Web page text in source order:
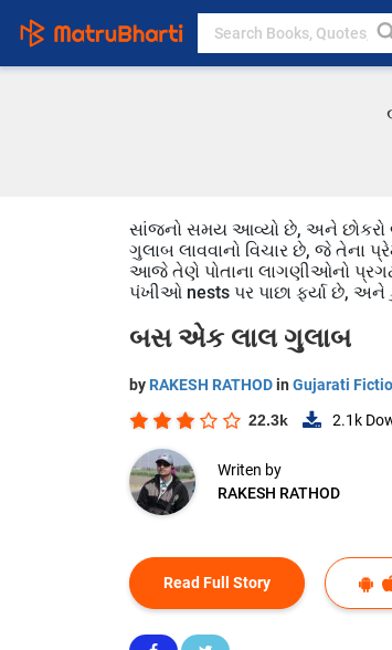
સાંજનો સમય આવ્યો છે, અને છોકરો
ગુલાબ લાવવાનો વિચાર છે, જે તેના
આજે તેણે પોતાના લાગણીઓનો
પંખીઓ nests પર પાછા ફર્યા છે, અને
બસ એક લાલ ગુલાબ
by RAKESH RATHODin Gujarati
22.3k 2.1k
Writen by
RAKESH RATHOD
Read Full Story